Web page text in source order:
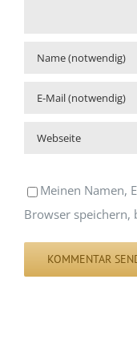
Meinen Namen,
Browser speichern,